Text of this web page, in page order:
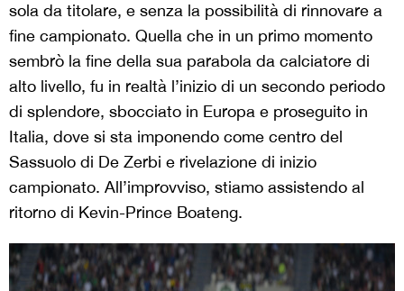
sola da titolare, e senza la possibilità di rinnovare a
fine campionato. Quella che in un primo momento
sembrò la fine della sua parabola da calciatore di
alto livello, fu in realtà l’inizio di un secondo periodo
di splendore, sbocciato in Europa e proseguito in
Italia, dove si sta imponendo come centro del
Sassuolo di De Zerbi e rivelazione di inizio
campionato. All’improvviso, stiamo assistendo al
ritorno di Kevin-Prince Boateng.